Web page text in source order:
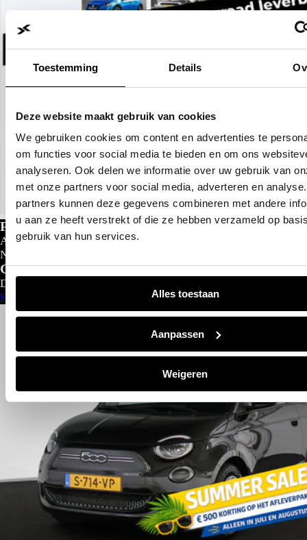
Toestemming Details
Deze website maakt gebruik van cookies
We gebruiken cookies om content en advertenties te
om functies voor social media te bieden en om ons
analyseren. Ook delen we informatie over uw gebruik van
met onze partners voor social media, adverteren en
partners kunnen deze gegevens combineren met andere
u aan ze heeft verstrekt of die ze hebben verzameld op
gebruik van hun services.
Alles toestaan
Aanpassen
Weigeren
Private lease
Al gedacht aan private lease?
Nu al vanaf
Configureer nu
Direct leverbaar
Bekijk aanbod